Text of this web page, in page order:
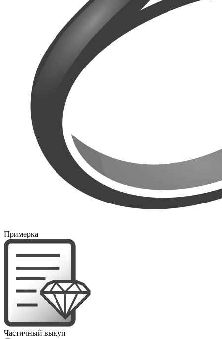
Примерка
Частичный выкуп